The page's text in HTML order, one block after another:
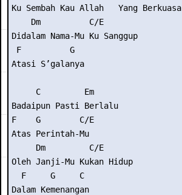
Ku Sembah Kau Allah   Yang Berkuasa
    Dm          C/E
Didalam Nama-Mu Ku Sanggup
F          G
Atasi S’galanya
     C         Em
Badaipun Pasti Berlalu
F    G        C/E
Atas Perintah-Mu
     Dm         C/E
Oleh Janji-Mu Kukan Hidup
  F     G     C
Dalam Kemenangan